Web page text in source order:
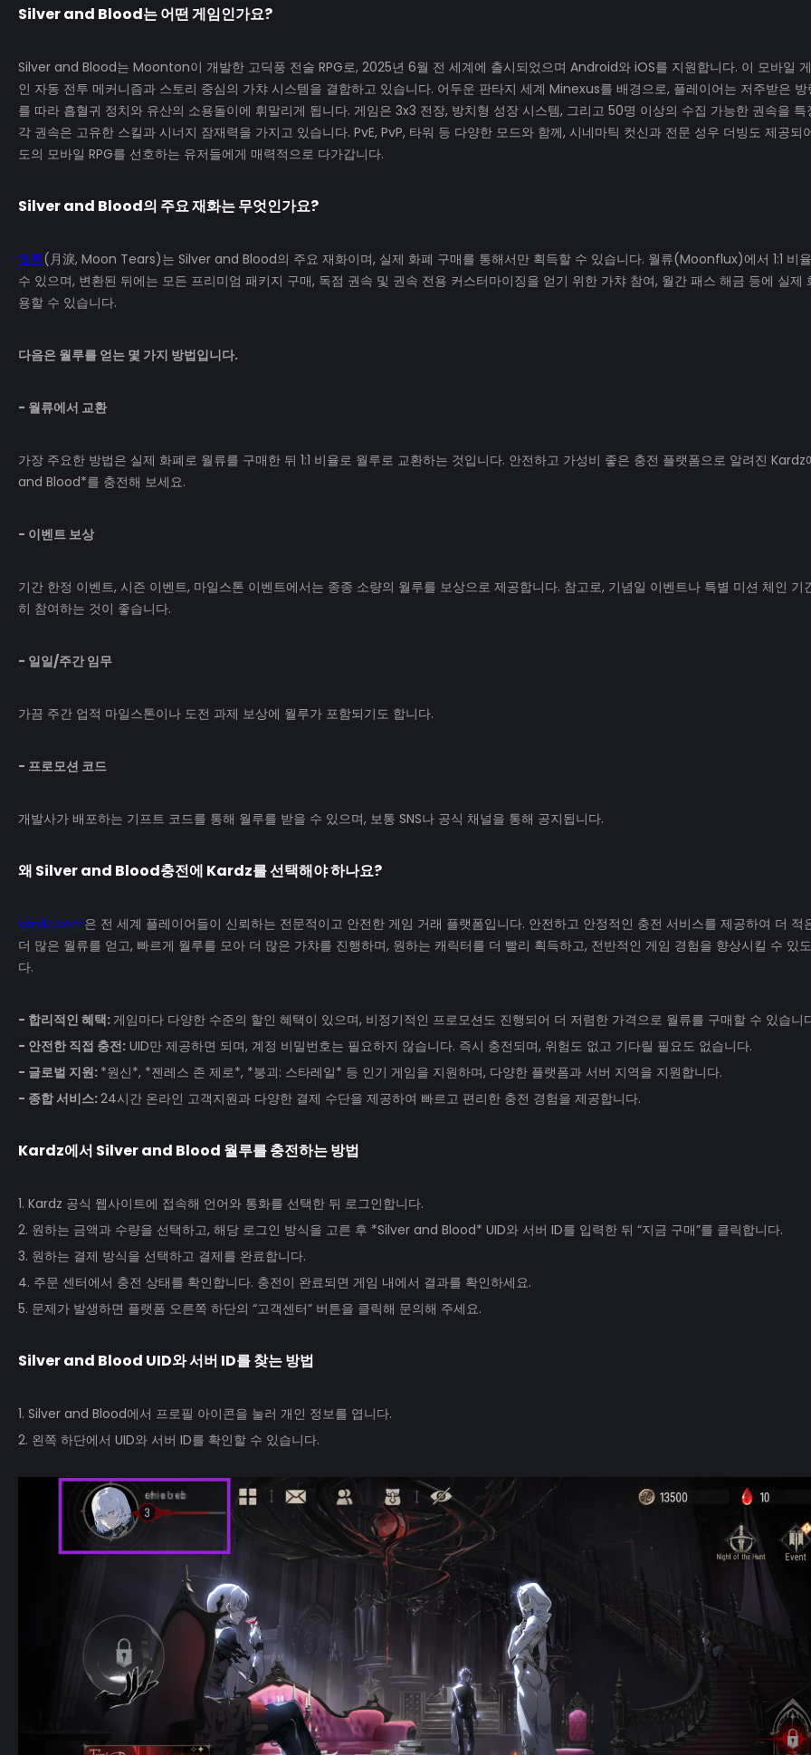
Silver and Blood는 어떤 게임인가요?
Silver and Blood는 Moonton이 개발한 고딕풍 전술 RPG로, 2025년 6월 전 세계에 출시되었으며 Android와 iOS를 지원합니다. 이 모바일
인 자동 전투 메커니즘과 스토리 중심의 가챠 시스템을 결합하고 있습니다. 어두운 판타지 세계 Minexus를 배경으로, 플레이어는 저주받은
를 따라 흡혈귀 정치와 유산의 소용돌이에 휘말리게 됩니다. 게임은 3x3 전장, 방치형 성장 시스템, 그리고 50명 이상의 수집 가능한 권속을 특
각 권속은 고유한 스킬과 시너지 잠재력을 가지고 있습니다. PvE, PvP, 타워 등 다양한 모드와 함께, 시네마틱 컷신과 전문 성우 더빙도 제공되
도의 모바일 RPG를 선호하는 유저들에게 매력적으로 다가갑니다.
Silver and Blood의 주요 재화는 무엇인가요?
월루(月淚, Moon Tears)는 Silver and Blood의 주요 재화이며, 실제 화폐 구매를 통해서만 획득할 수 있습니다. 월류(Moonflux)에서 1:1 비
수 있으며, 변환된 뒤에는 모든 프리미엄 패키지 구매, 독점 권속 및 권속 전용 커스터마이징을 얻기 위한 가챠 참여, 월간 패스 해금 등에 실제
용할 수 있습니다.
다음은 월루를 얻는 몇 가지 방법입니다.
- 월류에서 교환
가장 주요한 방법은 실제 화폐로 월류를 구매한 뒤 1:1 비율로 월루로 교환하는 것입니다. 안전하고 가성비 좋은 충전 플랫폼으로 알려진
and Blood*를 충전해 보세요.
- 이벤트 보상
기간 한정 이벤트, 시즌 이벤트, 마일스톤 이벤트에서는 종종 소량의 월루를 보상으로 제공합니다. 참고로, 기념일 이벤트나 특별 미션 체인 기
히 참여하는 것이 좋습니다.
- 일일/주간 임무
가끔 주간 업적 마일스톤이나 도전 과제 보상에 월루가 포함되기도 합니다.
- 프로모션 코드
개발사가 배포하는 기프트 코드를 통해 월루를 받을 수 있으며, 보통 SNS나 공식 채널을 통해 공지됩니다.
왜 Silver and Blood충전에 Kardz를 선택해야 하나요?
kardz.com은 전 세계 플레이어들이 신뢰하는 전문적이고 안전한 게임 거래 플랫폼입니다. 안전하고 안정적인 충전 서비스를 제공하여 더 적
더 많은 월류를 얻고, 빠르게 월루를 모아 더 많은 가챠를 진행하며, 원하는 캐릭터를 더 빨리 획득하고, 전반적인 게임 경험을 향상시킬 수 있
다.
- 합리적인 혜택: 게임마다 다양한 수준의 할인 혜택이 있으며, 비정기적인 프로모션도 진행되어 더 저렴한 가격으로 월류를 구매할 수 있습니
- 안전한 직접 충전: UID만 제공하면 되며, 계정 비밀번호는 필요하지 않습니다. 즉시 충전되며, 위험도 없고 기다릴 필요도 없습니다.
- 글로벌 지원: *원신*, *젠레스 존 제로*, *붕괴: 스타레일* 등 인기 게임을 지원하며, 다양한 플랫폼과 서버 지역을 지원합니다.
- 종합 서비스:24시간 온라인 고객지원과 다양한 결제 수단을 제공하여 빠르고 편리한 충전 경험을 제공합니다.
Kardz에서 Silver and Blood 월루를 충전하는 방법
1. Kardz 공식 웹사이트에 접속해 언어와 통화를 선택한 뒤 로그인합니다.
2. 원하는 금액과 수량을 선택하고, 해당 로그인 방식을 고른 후 *Silver and Blood* UID와 서버 ID를 입력한 뒤 “지금 구매”를 클릭합니다.
3. 원하는 결제 방식을 선택하고 결제를 완료합니다.
4. 주문 센터에서 충전 상태를 확인합니다. 충전이 완료되면 게임 내에서 결과를 확인하세요.
5. 문제가 발생하면 플랫폼 오른쪽 하단의 “고객센터” 버튼을 클릭해 문의해 주세요.
Silver and Blood UID와 서버 ID를 찾는 방법
1. Silver and Blood에서 프로필 아이콘을 눌러 개인 정보를 엽니다.
2. 왼쪽 하단에서 UID와 서버 ID를 확인할 수 있습니다.